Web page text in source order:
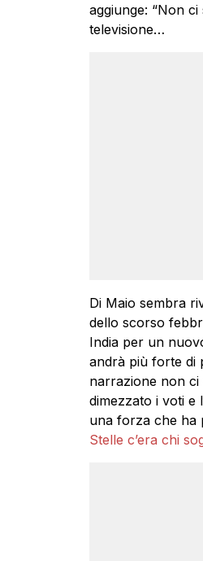
aggiunge: “Non
televisione…
Di Maio sembra
dello scorso
India per un
andrà più forte di
narrazione non ci
dimezzato i voti e
una forza che ha
Stelle c’era chi